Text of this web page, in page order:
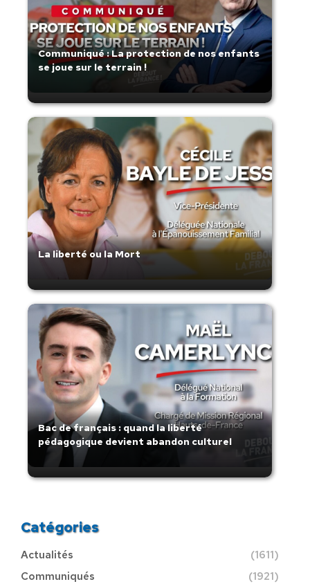
Communiqué : La protection de nos enfants
se joue sur le terrain !
La liberté ou la Mort
Bac de français : quand la liberté
pédagogique devient abandon culturel
Catégories
Actualités
(1611)
Communiqués
(1921)